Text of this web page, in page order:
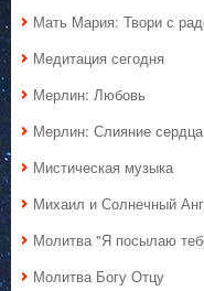
Мать Мария: Твори с
Медитация сегодня
Мерлин: Любовь
Мерлин: Слияние
Мистическая музыка
Михаил и Солнечный
Молитва "Я посылаю
Молитва Богу Отцу